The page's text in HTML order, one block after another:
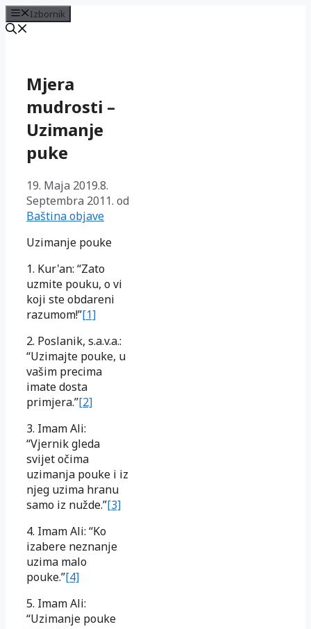
Izbornik
sadržajMjera
mudrosti –
Uzimanje
puke
19. Maja 2019.8.
Septembra 2011. od
Baština objave
Uzimanje pouke
1. Kur'an: “Zato
uzmite pouku, o vi
koji ste obdareni
razumom!”[1]
2. Poslanik, s.a.v.a.:
“Uzimajte pouke, u
vašim precima
imate dosta
primjera.”[2]
3. Imam Ali:
“Vjernik gleda
svijet očima
uzimanja pouke i iz
njeg uzima hranu
samo iz nužde.”[3]
4. Imam Ali: “Ko
izabere neznanje
uzima malo
pouke.”[4]
5. Imam Ali:
“Uzimanje pouke